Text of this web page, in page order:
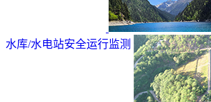
水库/水电站安全运行监测